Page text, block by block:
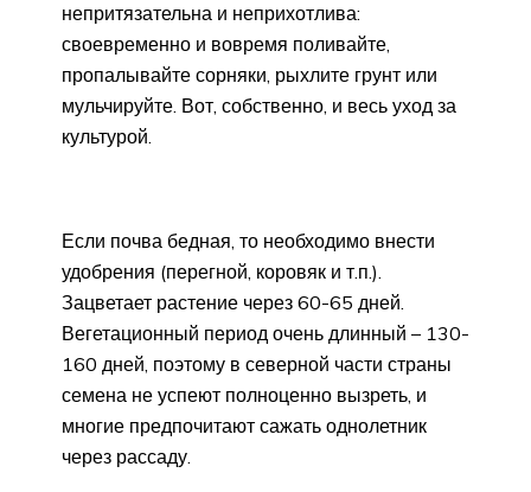
непритязательна и неприхотлива:
своевременно и вовремя поливайте,
пропалывайте сорняки, рыхлите грунт или
мульчируйте. Вот, собственно, и весь уход за
культурой.
Если почва бедная, то необходимо внести
удобрения (перегной, коровяк и т.п.).
Зацветает растение через 60-65 дней.
Вегетационный период очень длинный – 130-
160 дней, поэтому в северной части страны
семена не успеют полноценно вызреть, и
многие предпочитают сажать однолетник
через рассаду.